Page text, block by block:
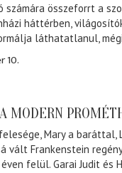
számára összeforrt a
háttérben,
láthatatlanul,
10.
MODERN
Mary a
vált Frankenstein
felül. Garai Judit és